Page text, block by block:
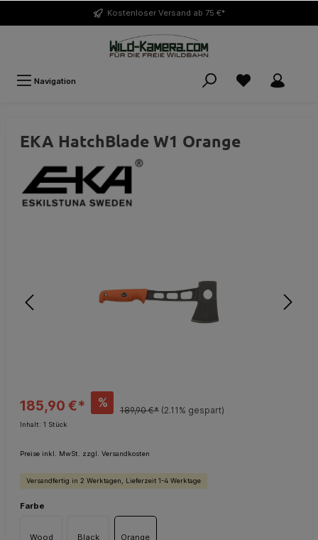
Kostenloser Versand ab 75 €*
Navigation
EKA HatchBlade W1 Orange
185,90 €* %
189,90 €* (2.11% gespart)
Inhalt: 1 Stück
Preise inkl. MwSt. zzgl. Versandkosten
Versandfertig in 2 Werktagen, Lieferzeit 1-4 Werktage
Farbe
Wood Black Orange